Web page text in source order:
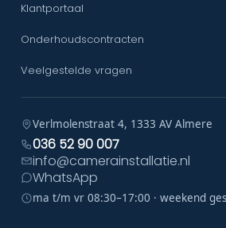
Klantportaal
Onderhoudscontracten
Veelgestelde vragen
Verlmolenstraat 4, 1333 AV Almere
036 52 90 007
info@camerainstallatie.nl
WhatsApp
ma t/m vr 08:30–17:00 · weekend